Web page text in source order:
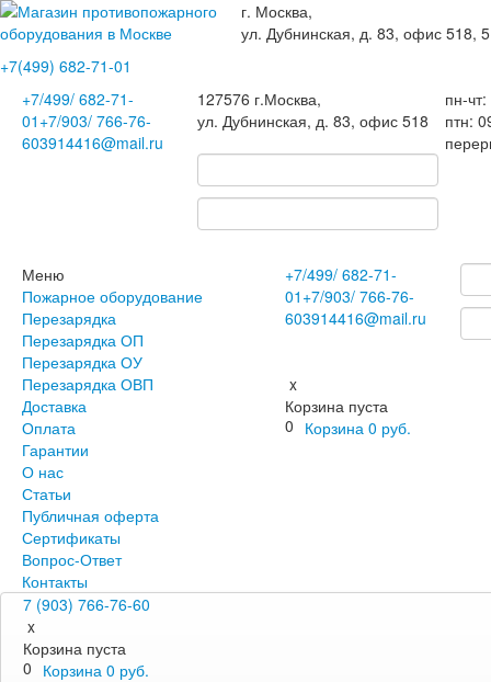
г. Москва,
ул. Дубнинская, д. 83, офис 518,
+7(499) 682-71-01
+7/499/ 682-71-
01 +7/903/ 766-76-
603914416@mail.ru
127576 г.Москва,
ул. Дубнинская, д. 83, офис 518
пн-
птн:
Меню
Пожарное оборудование
Перезарядка
Перезарядка ОП
Перезарядка ОУ
Перезарядка ОВП
Доставка
Оплата
Гарантии
О нас
Статьи
Публичная оферта
Сертификаты
Вопрос-Ответ
Контакты
+7/499/ 682-71-
01 +7/903/ 766-76-
603914416@mail.ru
x
Корзина пуста
0 Корзина 0 руб.
7 (903) 766-76-60
x
Корзина пуста
0 Корзина 0 руб.